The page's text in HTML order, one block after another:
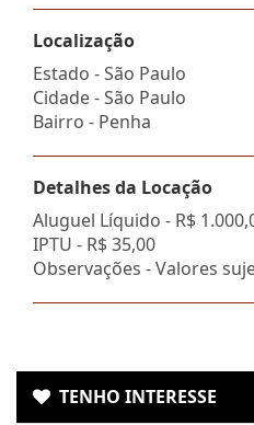
Localização
Estado -São Paulo
Cidade -São Paulo
Bairro - Penha
Detalhes da Locação
Aluguel Líquido - R$
IPTU - R$ 35,00
Observações - Valores
TENHO INTERESSE